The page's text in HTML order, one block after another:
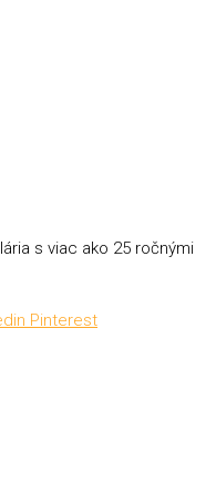
s viac ako 25 ročnými
Pinterest